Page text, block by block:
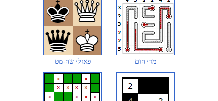
פאזלי שח-מט מדי חום